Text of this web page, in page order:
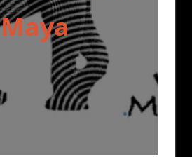
Maya